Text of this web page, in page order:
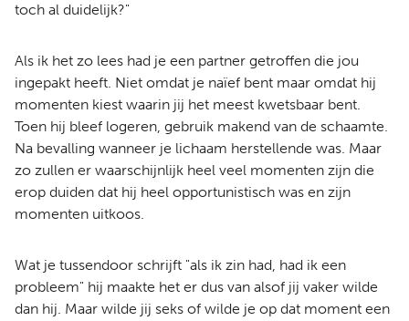
toch al duidelijk?"
Als ik het zo lees had je een partner getroffen die jou
ingepakt heeft. Niet omdat je naïef bent maar omdat hij
momenten kiest waarin jij het meest kwetsbaar bent.
Toen hij bleef logeren, gebruik makend van de schaamte.
Na bevalling wanneer je lichaam herstellende was. Maar
zo zullen er waarschijnlijk heel veel momenten zijn die
erop duiden dat hij heel opportunistisch was en zijn
momenten uitkoos.
Wat je tussendoor schrijft "als ik zin had, had ik een
probleem" hij maakte het er dus van alsof jij vaker wilde
dan hij. Maar wilde jij seks of wilde je op dat moment een